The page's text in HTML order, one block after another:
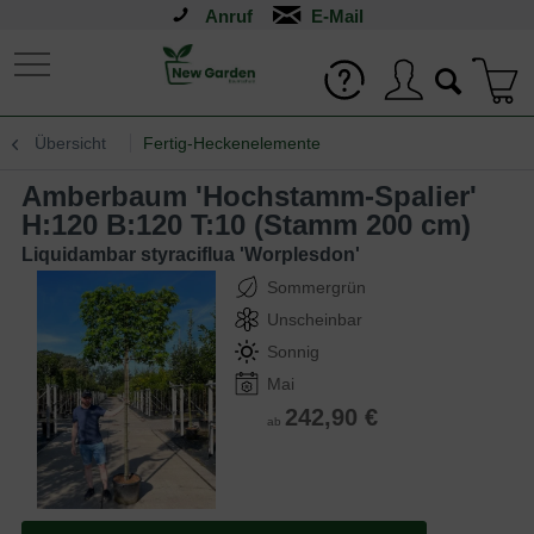
Anruf
Übersicht Fertig-Heckenelemente
Amberbaum 'Hochstamm-Spalier'
H:120 B:120 T:10 (Stamm 200 cm)
Liquidambar styraciflua 'Worplesdon'
Sommergrün
Unscheinbar
Sonnig
Mai
ab 242,90 €